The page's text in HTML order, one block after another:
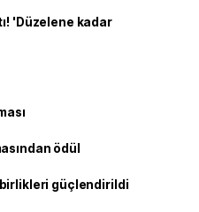
'Düzelene kadar
ödül
güçlendirildi